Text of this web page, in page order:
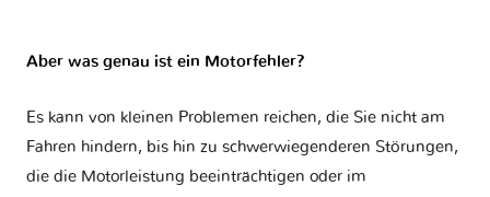
Aber was genau ist ein Motorfehler?
Es kann von kleinen Problemen reichen, die Sie nicht am
Fahren hindern, bis hin zu schwerwiegenderen Störungen,
die die Motorleistung beeinträchtigen oder im